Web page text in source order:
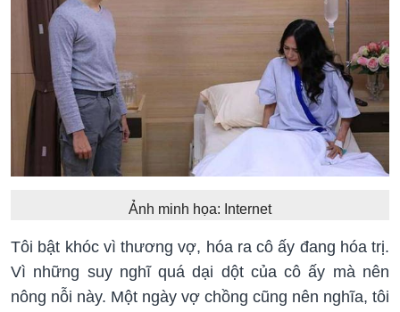
Ảnh minh họa: Internet
Tôi bật khóc vì thương vợ, hóa ra cô ấy đang hóa trị.
Vì những suy nghĩ quá dại dột của cô ấy mà nên
nông nỗi này. Một ngày vợ chồng cũng nên nghĩa, tôi